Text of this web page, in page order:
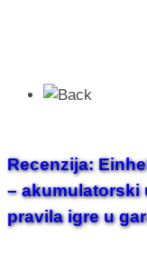
Recenzija:
– akumulatorski
pravila igre u